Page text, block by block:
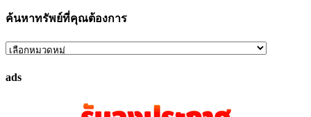
ค้นหาทรัพย์ที่คุณต้องการ
ค้นหา
ที่
ads